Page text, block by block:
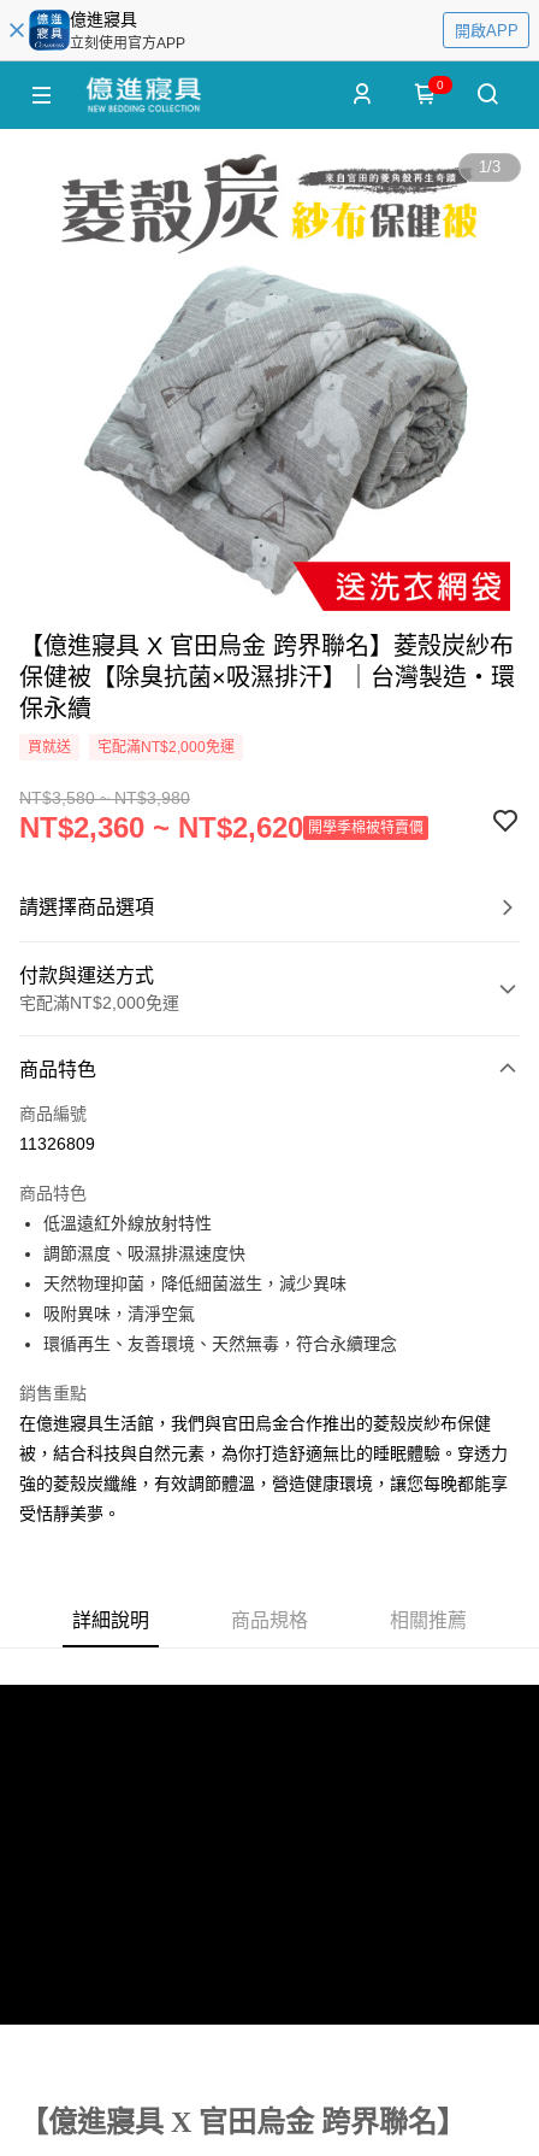
億進寢具
立刻使用官方APP
開啟APP
0
1/3
【億進寢具 X 官田烏金 跨界聯名】菱殼炭紗布
保健被【除臭抗菌×吸濕排汗】｜台灣製造・環
保永續
買就送 宅配滿NT$2,000免運
NT$3,580 ~ NT$3,980
NT$2,360 ~ NT$2,620 開學季棉被特賣價
請選擇商品選項
付款與運送方式
宅配滿NT$2,000免運
信用卡一次付款
信用卡分期付款
合作金庫商業銀行
華南商業銀行
上海商業儲蓄銀行
國泰世華商業銀行
兆豐國際商業銀行
臺灣中小企業銀行
匯豐（台灣）商業銀行
華泰商業銀行
聯邦商業銀行
遠東國際商業銀行
元大商業銀行
台新國際商業銀行
中國信託商業銀行
台灣樂天信用卡公司
6 期 0 利率 每期
華南商業銀行
上海商業儲蓄銀行
台北富邦商業銀行
國泰世華商業銀行
臺灣中小企業銀行
台中商業銀行
聯邦商業銀行
元大商業銀行
永豐商業銀行
玉山商業銀行
星展（台灣）商業銀行
台灣樂天信用卡公司
LINE Pay
Apple Pay
悠遊付
Google Pay
ATM付款
運送方式
非床墊商品，一般宅配
每筆NT$150，滿NT$1,399(含以上)免運費
商品特色
商品編號
11326809
商品特色
低溫遠紅外線放射特性
調節濕度、吸濕排濕速度快
天然物理抑菌，降低細菌滋生，減少異味
吸附異味，清淨空氣
環循再生、友善環境、天然無毒，符合永續理念
銷售重點
在億進寢具生活館，我們與官田烏金合作推出的菱殼炭紗布保健
被，結合科技與自然元素，為你打造舒適無比的睡眠體驗。穿透力
強的菱殼炭纖維，有效調節體溫，營造健康環境，讓您每晚都能享
受恬靜美夢。
詳細說明 商品規格 相關推薦
【億進寢具 X 官田烏金 跨界聯名】